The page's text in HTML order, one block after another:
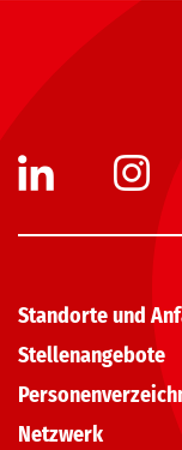
Standorte und
Stellenangebote
Netzwerk